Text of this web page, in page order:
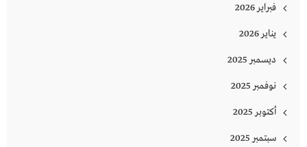
فبراير 2026
يناير 2026
ديسمبر 2025
نوفمبر 2025
أكتوبر 2025
سبتمبر 2025